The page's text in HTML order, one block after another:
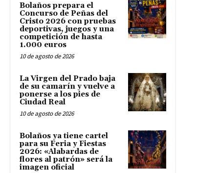
Bolaños prepara el
Concurso de Peñas del
Cristo 2026 con pruebas
deportivas, juegos y una
competición de hasta
1.000 euros
10 de agosto de 2026
La Virgen del Prado baja
de su camarín y vuelve a
ponerse a los pies de
Ciudad Real
10 de agosto de 2026
Bolaños ya tiene cartel
para su Feria y Fiestas
2026: «Alabardas de
flores al patrón» será la
imagen oficial